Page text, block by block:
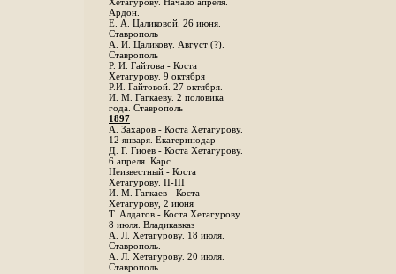
Хетагурову. Начало апреля.
Ардон.
Е. А. Цаликовой. 26 июня.
Ставрополь
А. И. Цаликову. Август (?).
Ставрополь
Р. И. Гайтова - Коста
Хетагурову. 9 октября
Р.И. Гайтовой. 27 октября.
И. М. Гагкаеву. 2 половика
года. Ставрополь
1897
А. Захаров - Коста Хетагурову.
12 января. Екатеринодар
Д. Г. Гиоев - Коста Хетагурову.
6 апреля. Карс.
Неизвестный - Коста
Хетагурову. II-III
И. М. Гагкаев - Коста
Хетагурову, 2 июня
Т. Алдатов - Коста Хетагурову.
8 июля. Владикавказ
А. Л. Хетагурову. 18 июля.
Ставрополь.
А. Л. Хетагурову. 20 июля.
Ставрополь.